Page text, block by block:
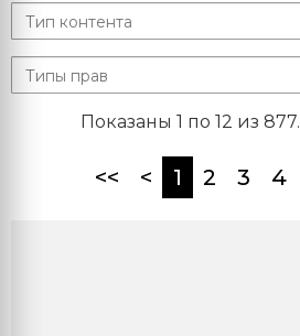
Показаны 1 по 12 из 877.
<< < 1 (current)
2 3 4